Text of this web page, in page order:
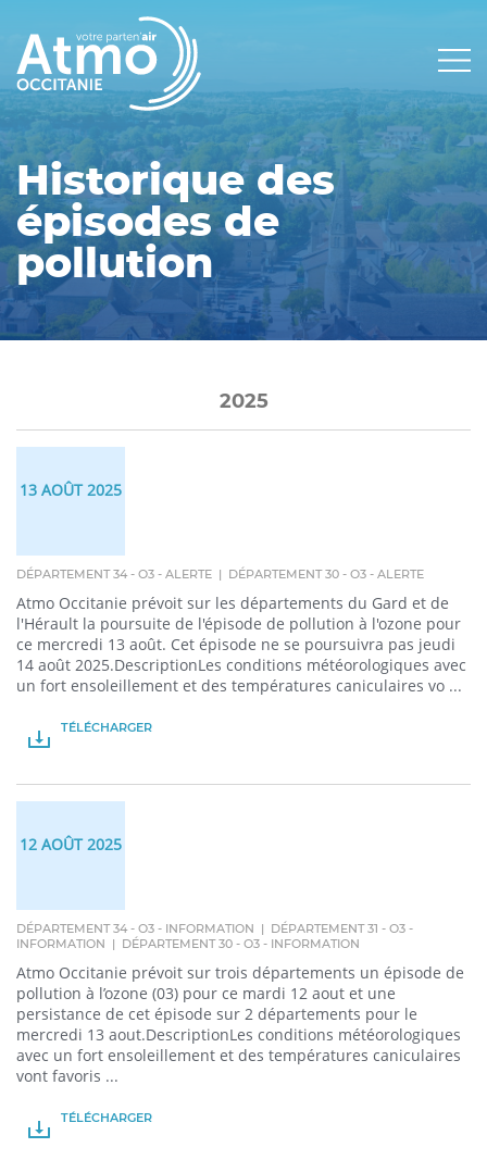
Main
navigation
Historique des
épisodes de
pollution
2025
13 AOÛT 2025
DÉPARTEMENT 34 - O3 - ALERTE | DÉPARTEMENT 30 - O3 - ALERTE
Atmo Occitanie prévoit sur les départements du Gard et de
l'Hérault la poursuite de l'épisode de pollution à l'ozone pour
ce mercredi 13 août. Cet épisode ne se poursuivra pas jeudi
14 août 2025.DescriptionLes conditions météorologiques avec
un fort ensoleillement et des températures caniculaires vo ...
TÉLÉCHARGER
12 AOÛT 2025
DÉPARTEMENT 34 - O3 - INFORMATION | DÉPARTEMENT 31 - O3 -
INFORMATION | DÉPARTEMENT 30 - O3 - INFORMATION
Atmo Occitanie prévoit sur trois départements un épisode de
pollution à l’ozone (03) pour ce mardi 12 aout et une
persistance de cet épisode sur 2 départements pour le
mercredi 13 aout.DescriptionLes conditions météorologiques
avec un fort ensoleillement et des températures caniculaires
vont favoris ...
TÉLÉCHARGER
Panneau de gestion des cookies